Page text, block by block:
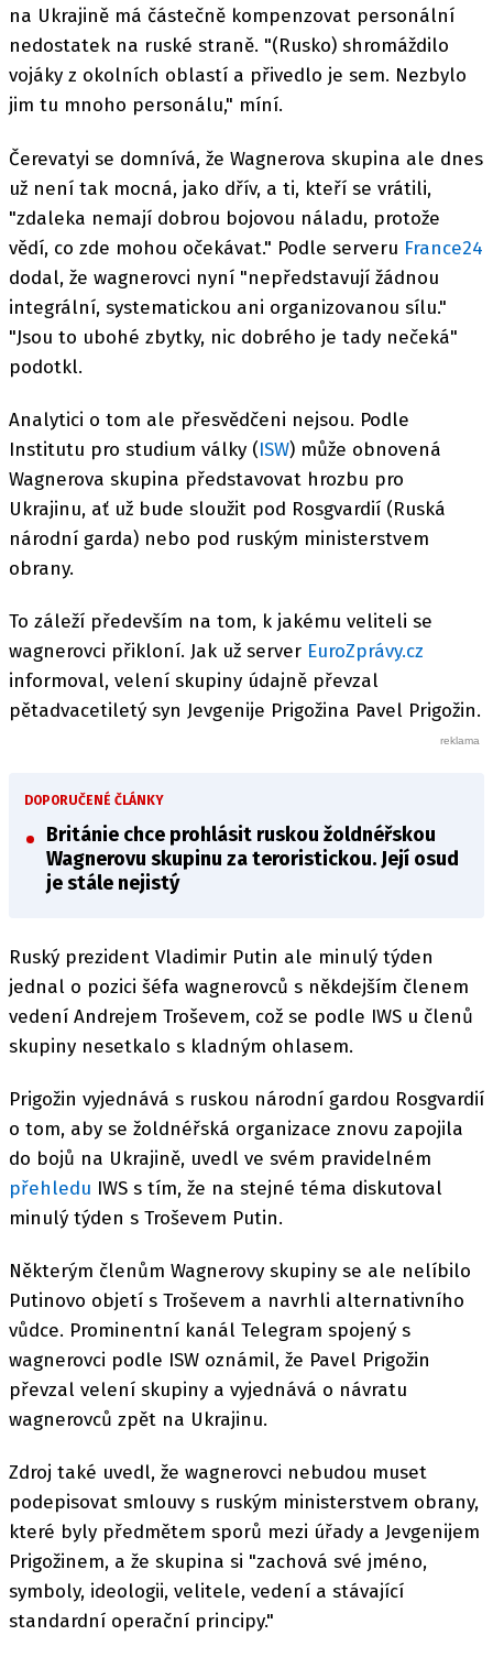
na Ukrajině má částečně kompenzovat personální
nedostatek na ruské straně. "(Rusko) shromáždilo
vojáky z okolních oblastí a přivedlo je sem. Nezbylo
jim tu mnoho personálu," míní.
Čerevatyi se domnívá, že Wagnerova skupina ale dnes
už není tak mocná, jako dřív, a ti, kteří se vrátili,
"zdaleka nemají dobrou bojovou náladu, protože
vědí, co zde mohou očekávat." Podle serveru France24
dodal, že wagnerovci nyní "nepředstavují žádnou
integrální, systematickou ani organizovanou sílu."
"Jsou to ubohé zbytky, nic dobrého je tady nečeká"
podotkl.
Analytici o tom ale přesvědčeni nejsou. Podle
Institutu pro studium války (ISW) může obnovená
Wagnerova skupina představovat hrozbu pro
Ukrajinu, ať už bude sloužit pod Rosgvardií (Ruská
národní garda) nebo pod ruským ministerstvem
obrany.
To záleží především na tom, k jakému veliteli se
wagnerovci přikloní. Jak už server EuroZprávy.cz
informoval, velení skupiny údajně převzal
pětadvacetiletý syn Jevgenije Prigožina Pavel Prigožin.
DOPORUČENÉ ČLÁNKY
Británie chce prohlásit ruskou žoldnéřskou
Wagnerovu skupinu za teroristickou. Její osud
je stále nejistý
Ruský prezident Vladimir Putin ale minulý týden
jednal o pozici šéfa wagnerovců s někdejším členem
vedení Andrejem Troševem, což se podle IWS u členů
skupiny nesetkalo s kladným ohlasem.
Prigožin vyjednává s ruskou národní gardou Rosgvardií
o tom, aby se žoldnéřská organizace znovu zapojila
do bojů na Ukrajině, uvedl ve svém pravidelném
přehledu IWS s tím, že na stejné téma diskutoval
minulý týden s Troševem Putin.
Některým členům Wagnerovy skupiny se ale nelíbilo
Putinovo objetí s Troševem a navrhli alternativního
vůdce. Prominentní kanál Telegram spojený s
wagnerovci podle ISW oznámil, že Pavel Prigožin
převzal velení skupiny a vyjednává o návratu
wagnerovců zpět na Ukrajinu.
Zdroj také uvedl, že wagnerovci nebudou muset
podepisovat smlouvy s ruským ministerstvem obrany,
které byly předmětem sporů mezi úřady a Jevgenijem
Prigožinem, a že skupina si "zachová své jméno,
symboly, ideologii, velitele, vedení a stávající
standardní operační principy."